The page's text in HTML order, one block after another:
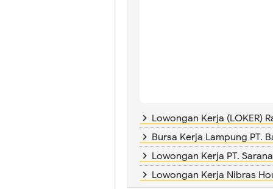
Lowongan Kerja (LOKER)
Bursa Kerja Lampung PT.
Lowongan Kerja PT.
Lowongan Kerja Nibras